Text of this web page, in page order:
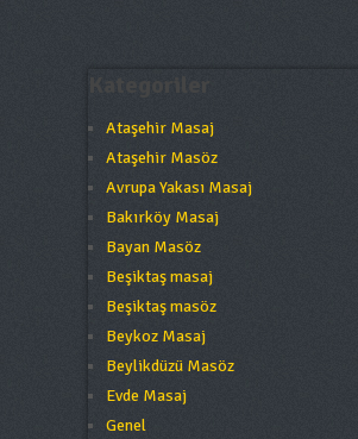
Ataşehir Masaj
Ataşehir Masöz
Avrupa Yakası Masaj
Bakırköy Masaj
Bayan Masöz
Beşiktaş masaj
Beşiktaş masöz
Beykoz Masaj
Beylikdüzü Masöz
Evde Masaj
Genel